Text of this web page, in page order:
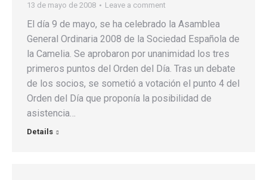
13 de mayo de 2008
Leave a comment
El día 9 de mayo, se ha celebrado la Asamblea
General Ordinaria 2008 de la Sociedad Española de
la Camelia. Se aprobaron por unanimidad los tres
primeros puntos del Orden del Día. Tras un debate
de los socios, se sometió a votación el punto 4 del
Orden del Día que proponía la posibilidad de
asistencia…
Details